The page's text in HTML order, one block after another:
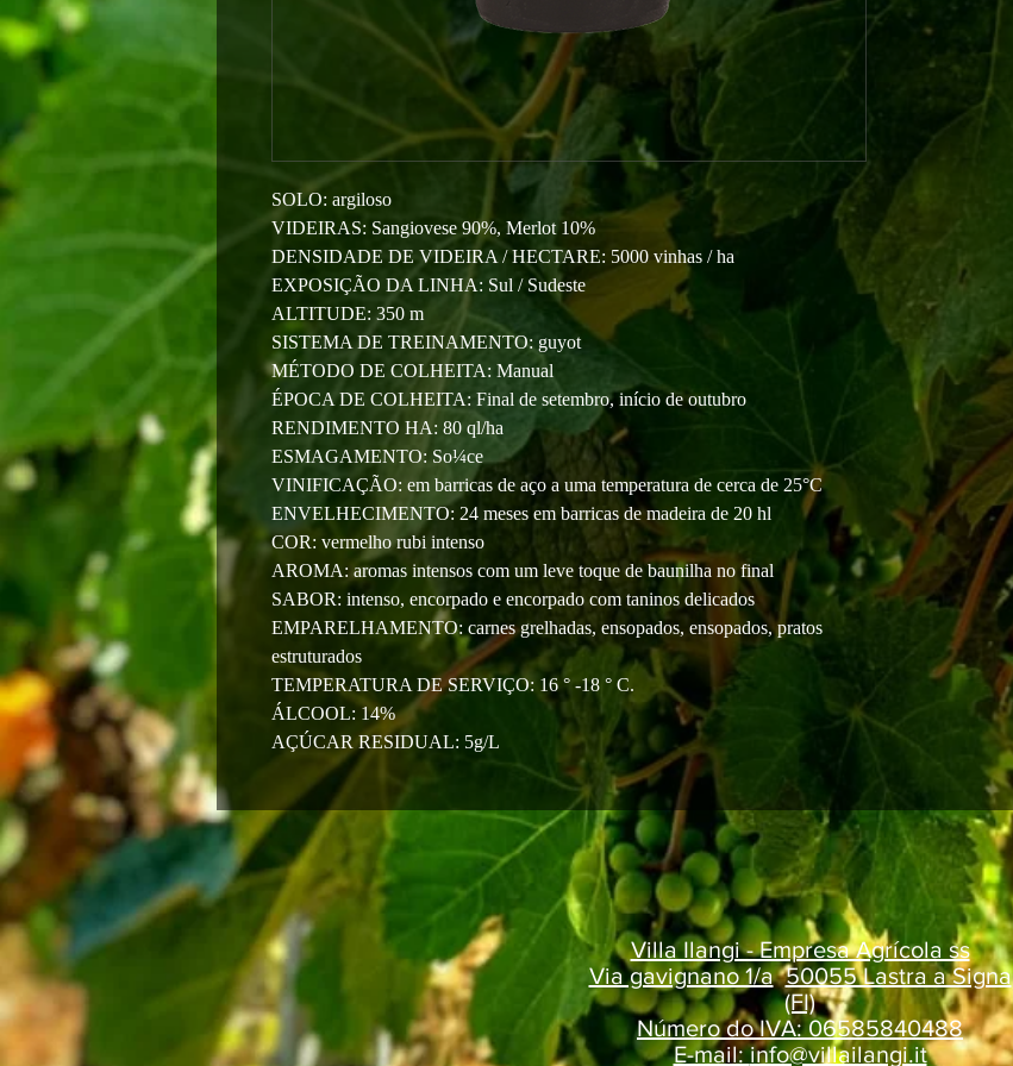
SOLO: argiloso
VIDEIRAS: Sangiovese 90%, Merlot 10%
DENSIDADE DE VIDEIRA / HECTARE: 5000 vinhas / ha
EXPOSIÇÃO DA LINHA: Sul / Sudeste
ALTITUDE: 350 m
SISTEMA DE TREINAMENTO: guyot
MÉTODO DE COLHEITA: Manual
ÉPOCA DE COLHEITA: Final de setembro, início de outubro
RENDIMENTO HA: 80 ql/ha
ESMAGAMENTO: So¼ce
VINIFICAÇÃO: em barricas de aço a uma temperatura de cerca de 25°C
ENVELHECIMENTO: 24 meses em barricas de madeira de 20 hl
COR: vermelho rubi intenso
AROMA: aromas intensos com um leve toque de baunilha no final
SABOR: intenso, encorpado e encorpado com taninos delicados
EMPARELHAMENTO: carnes grelhadas, ensopados, ensopados, pratos
estruturados
TEMPERATURA DE SERVIÇO: 16 ° -18 ° C.
ÁLCOOL: 14%
AÇÚCAR RESIDUAL: 5g/L
Villa Ilangi - Empresa Agrícola ss
Via gavignano 1/a 50055 Lastra a Signa
(FI)
Número do IVA: 06585840488
E-mail:info@villailangi.it